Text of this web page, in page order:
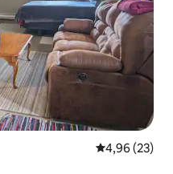
4,96 ud af 5 i
4,96 (23)